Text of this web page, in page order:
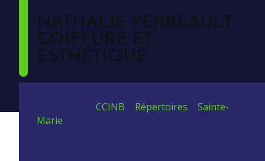
NATHALIE PERREAULT
COIFFURE ET
ESTHÉTIQUE
CCINB Répertoires
Sainte-
Marie